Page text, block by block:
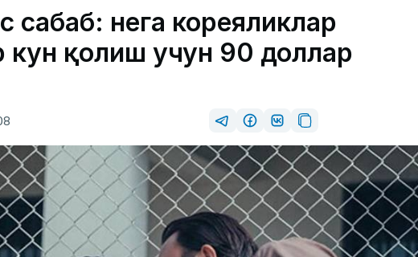
сабаб: нега кореяликлар
кун қолиш учун 90 доллар